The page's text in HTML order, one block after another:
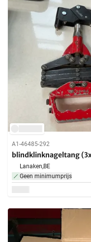
A1-46485-292
blindklinknageltang
Lanaken,BE
Geen minimumprijs